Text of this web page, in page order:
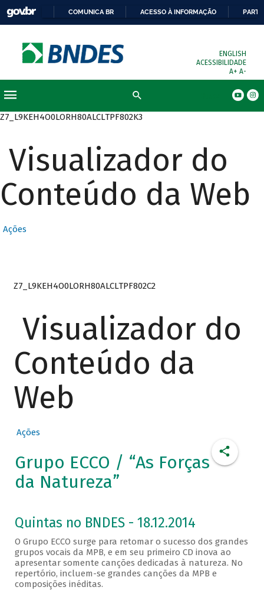
COMUNICA BR ACESSO À INFORMAÇÃO
ENGLISH
ACESSIBILIDADE
A+ A-
Z7_L9KEH4O0LORH80ALCLTPF802K3
Visualizador do
Conteúdo da Web
Ações
Z7_L9KEH4O0LORH80ALCLTPF802C2
Visualizador do
Conteúdo da
Web
Ações
Grupo ECCO / “As Forças
da Natureza”
Quintas no BNDES - 18.12.2014
O Grupo ECCO surge para retomar o sucesso dos grandes
grupos vocais da MPB, e em seu primeiro CD inova ao
apresentar somente canções dedicadas à natureza. No
repertório, incluem-se grandes canções da MPB e
composições inéditas.